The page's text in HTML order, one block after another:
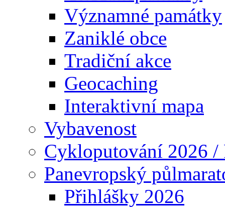
Významné památky
Zaniklé obce
Tradiční akce
Geocaching
Interaktivní mapa
Vybavenost
Cykloputování 2026 /
Panevropský
Přihlášky 2026